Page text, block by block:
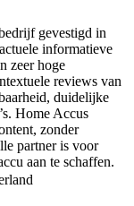
gevestigd in
informatieve
zeer hoge
reviews van
duidelijke
Home Accus
zonder
partner is voor
aan te schaffen.